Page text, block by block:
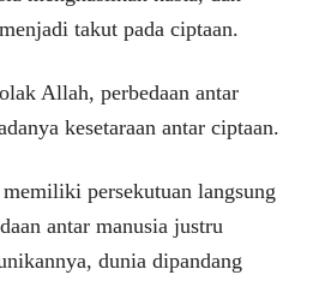
takut pada ciptaan.
Allah, perbedaan antar
kesetaraan antar ciptaan.
persekutuan langsung
antar manusia justru
dunia dipandang